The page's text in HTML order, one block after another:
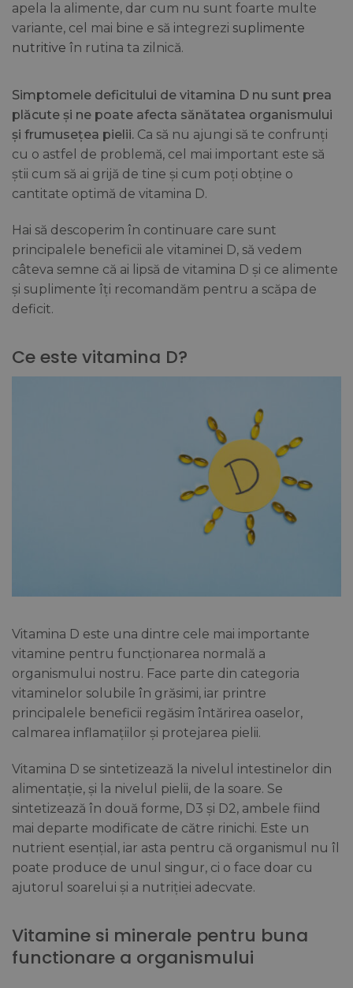
apela la alimente, dar cum nu sunt foarte multe
variante, cel mai bine e să integrezi suplimente
nutritive în rutina ta zilnică.
Simptomele deficitului de vitamina D nu sunt prea
plăcute și ne poate afecta sănătatea organismului
și frumusețea pielii. Ca să nu ajungi să te confrunți
cu o astfel de problemă, cel mai important este să
știi cum să ai grijă de tine și cum poți obține o
cantitate optimă de vitamina D.
Hai să descoperim în continuare care sunt
principalele beneficii ale vitaminei D, să vedem
câteva semne că ai lipsă de vitamina D și ce alimente
și suplimente îți recomandăm pentru a scăpa de
deficit.
Ce este vitamina D?
Vitamina D este una dintre cele mai importante
vitamine pentru funcționarea normală a
organismului nostru. Face parte din categoria
vitaminelor solubile în grăsimi, iar printre
principalele beneficii regăsim întărirea oaselor,
calmarea inflamațiilor și protejarea pielii.
Vitamina D se sintetizează la nivelul intestinelor din
alimentație, și la nivelul pielii, de la soare. Se
sintetizează în două forme, D3 și D2, ambele fiind
mai departe modificate de către rinichi. Este un
nutrient esențial, iar asta pentru că organismul nu îl
poate produce de unul singur, ci o face doar cu
ajutorul soarelui și a nutriției adecvate.
Vitamine si minerale pentru buna
functionare a organismului